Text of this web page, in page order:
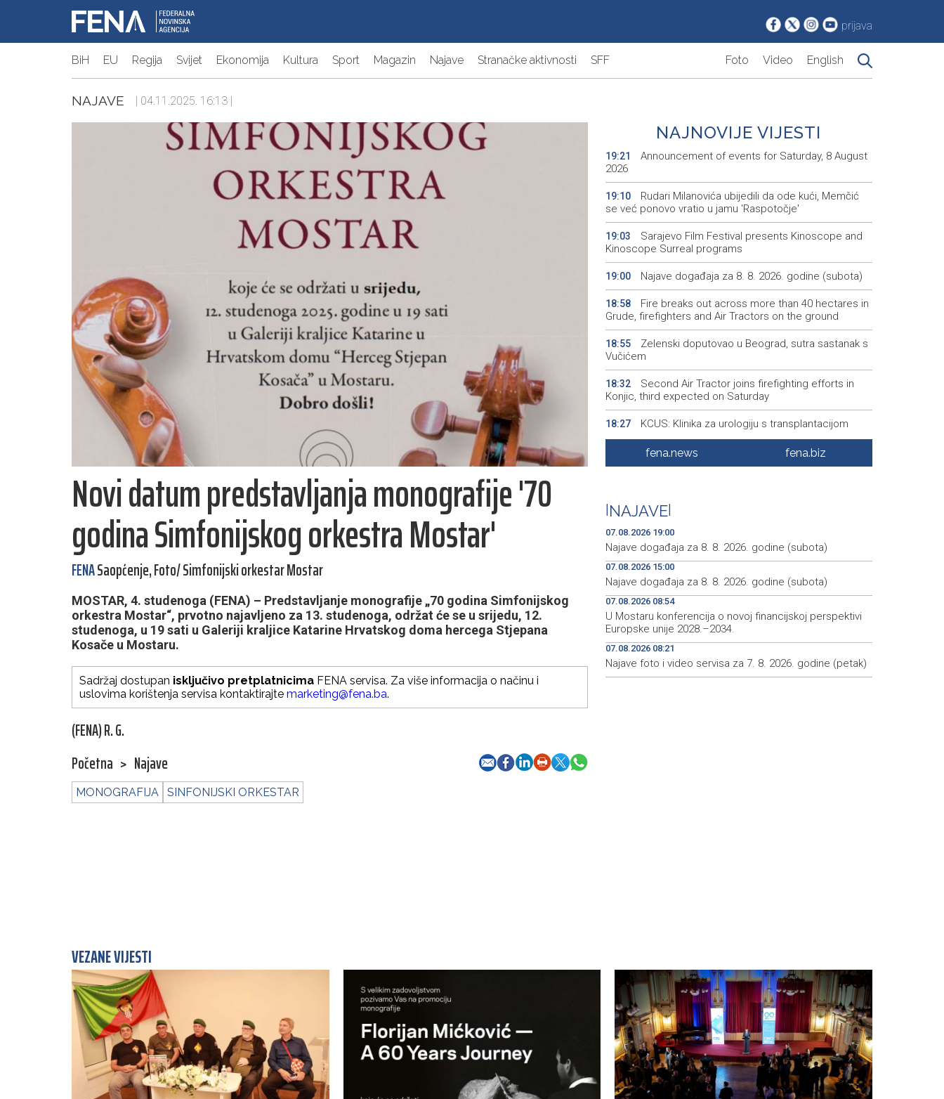
prijava
BiH EU Regija Svijet Ekonomija Kultura Sport Magazin Najave Stranačke aktivnosti SFF Foto Video English
NAJAVE | 04.11.2025. 16:13 |
Novi datum predstavljanja monografije '70
godina Simfonijskog orkestra Mostar'
FENASaopćenje, Foto/ Simfonijski orkestar Mostar
MOSTAR, 4. studenoga (FENA) – Predstavljanje monografije „70 godina Simfonijskog
orkestra Mostar“, prvotno najavljeno za 13. studenoga, održat će se u srijedu, 12.
studenoga, u 19 sati u Galeriji kraljice Katarine Hrvatskog doma hercega Stjepana
Kosače u Mostaru.
Sadržaj dostupan isključivo pretplatnicima FENA servisa. Za više informacija o načinu i
uslovima korištenja servisa kontaktirajte marketing@fena.ba.
(FENA) R. G.
Početna > Najave
MONOGRAFIJA SINFONIJSKI ORKESTAR
NAJNOVIJE VIJESTI
19:21
Announcement of events for Saturday, 8 August
2026
19:10
Rudari Milanovića ubijedili da ode kući, Memčić
se već ponovo vratio u jamu 'Raspotočje'
19:03
Sarajevo Film Festival presents Kinoscope and
Kinoscope Surreal programs
19:00 Najave događaja za 8. 8. 2026. godine (subota)
18:58
Fire breaks out across more than 40 hectares in
Grude, firefighters and Air Tractors on the ground
18:55
Zelenski doputovao u Beograd, sutra sastanak s
Vučićem
18:32
Second Air Tractor joins firefighting efforts in
Konjic, third expected on Saturday
18:27
KCUS: Klinika za urologiju s transplantacijom
preseljena u savremeno opremljene prostorije
Vatrogasci Civilne zaštite KS upućeni u Konjic
18:21
Ticket sales for the 32nd Sarajevo Film Festival
begins on Monday at the Main Box Office
fena.news fena.biz
NAJAVE|
07.08.2026 19:00
Najave događaja za 8. 8. 2026. godine (subota)
07.08.2026 15:00
Najave događaja za 8. 8. 2026. godine (subota)
07.08.2026 08:54
U Mostaru konferencija o novoj financijskoj perspektivi
Europske unije 2028.–2034.
07.08.2026 08:21
Najave foto i video servisa za 7. 8. 2026. godine (petak)
VEZANE VIJESTI